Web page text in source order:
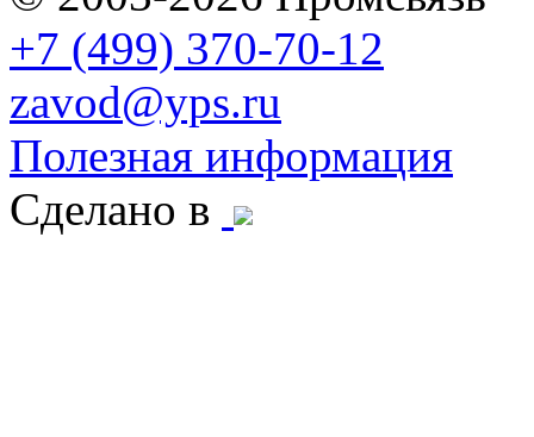
+7 (499) 370-70-12
zavod@yps.ru
Полезная информация
Сделано в